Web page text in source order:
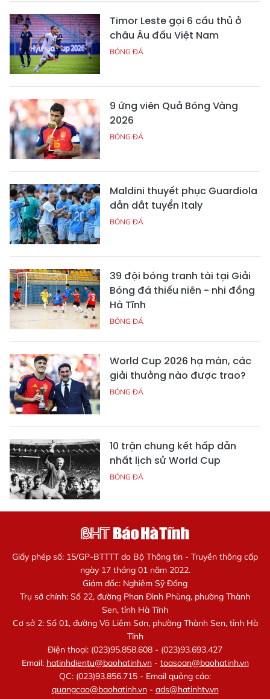
Timor Leste gọi 6 cầu thủ ở
châu Âu đấu Việt Nam
BÓNG ĐÁ
9 ứng viên Quả Bóng Vàng
2026
BÓNG ĐÁ
Maldini thuyết phục Guardiola
dẫn dắt tuyển Italy
BÓNG ĐÁ
39 đội bóng tranh tài tại Giải
Bóng đá thiếu niên - nhi đồng
Hà Tĩnh
BÓNG ĐÁ
World Cup 2026 hạ màn, các
giải thưởng nào được trao?
BÓNG ĐÁ
10 trận chung kết hấp dẫn
nhất lịch sử World Cup
BÓNG ĐÁ
Giấy phép số: 15/GP-BTTTT do Bộ Thông tin - Truyền thông cấp
ngày 17 tháng 01 năm 2022.
Giám đốc: Nghiêm Sỹ Đống
Trụ sở chính: Số 22, đường Phan Đình Phùng, phường Thành
Sen, tỉnh Hà Tĩnh
Cơ sở 2: Số 01, đường Võ Liêm Sơn, phường Thành Sen, tỉnh Hà
Tĩnh
Điện thoại: (023)95.858.608 - (023)93.693.427
Email: hatinhdientu@baohatinh.vn- toasoan@baohatinh.vn
QC: (023)93.856.715 - Email quảng cáo:
quangcao@baohatinh.vn- ads@hatinhtv.vn